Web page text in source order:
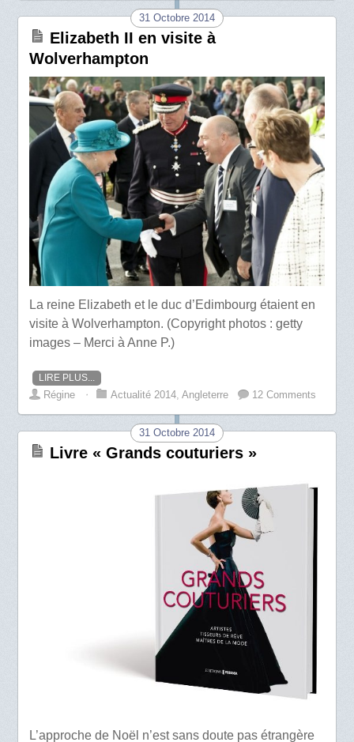
31 Octobre 2014
Elizabeth II en visite à
Wolverhampton
La reine Elizabeth et le duc d’Edimbourg étaient en
visite à Wolverhampton. (Copyright photos : getty
images – Merci à Anne P.)
LIRE PLUS...
Régine ⋅ Actualité 2014,Angleterre 12 Comments
31 Octobre 2014
Livre « Grands couturiers »
L’approche de Noël n’est sans doute pas étrangère